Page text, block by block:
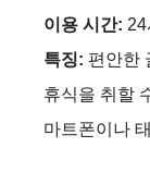
이용 시간:
특징: 편안한
휴식을 취할
마트폰이나